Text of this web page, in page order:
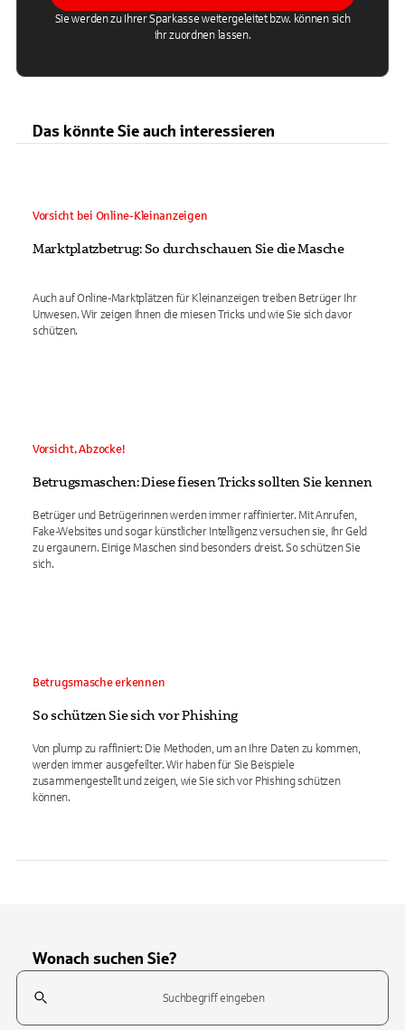
Sie werden zu Ihrer Sparkasse weitergeleitet bzw. können sich
ihr zuordnen lassen.
Das könnte Sie auch interessieren
Vorsicht bei Online-Kleinanzeigen
Marktplatzbetrug: So durchschauen Sie die Masche
Auch auf Online-Marktplätzen für Kleinanzeigen treiben Betrüger Ihr
Unwesen. Wir zeigen Ihnen die miesen Tricks und wie Sie sich davor
schützen.
Vorsicht, Abzocke!
Betrugsmaschen: Diese fiesen Tricks sollten Sie kennen
Betrüger und Betrügerinnen werden immer raffinierter. Mit Anrufen,
Fake-Websites und sogar künstlicher Intelligenz versuchen sie, Ihr Geld
zu ergaunern. Einige Maschen sind besonders dreist. So schützen Sie
sich.
Betrugsmasche erkennen
So schützen Sie sich vor Phishing
Von plump zu raffiniert: Die Methoden, um an Ihre Daten zu kommen,
werden immer ausgefeilter. Wir haben für Sie Beispiele
zusammengestellt und zeigen, wie Sie sich vor Phishing schützen
können.
Wonach suchen Sie?
Suchfeld